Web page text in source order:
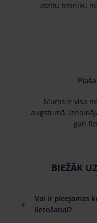
atzītu tehniku
Mums ir visa
augstumā.
gan
BIEŽĀK
Vai ir pieejamas
lietošanai?